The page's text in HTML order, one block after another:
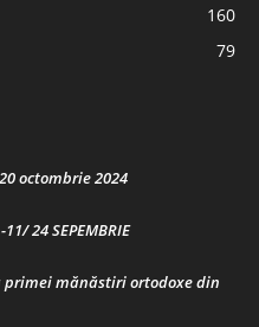
160
79
octombrie 2024
24 SEPEMBRIE
primei mănăstiri ortodoxe din